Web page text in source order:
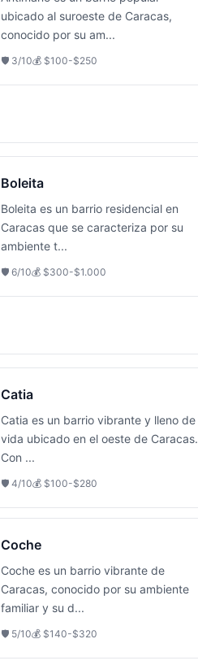
ubicado al suroeste de Caracas,
conocido por su am...
🛡️ 3/10💰 $100-$250
Boleita
Boleita es un barrio residencial en
Caracas que se caracteriza por su
ambiente t...
🛡️ 6/10💰 $300-$1.000
Catia
Catia es un barrio vibrante y lleno de
vida ubicado en el oeste de Caracas.
Con ...
🛡️ 4/10💰 $100-$280
Coche
Coche es un barrio vibrante de
Caracas, conocido por su ambiente
familiar y su d...
🛡️ 5/10💰 $140-$320